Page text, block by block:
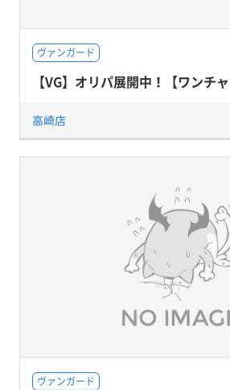
ヴァンガード
【VG】オリパ展開中！【ワンチャ
高崎店
ヴァンガード